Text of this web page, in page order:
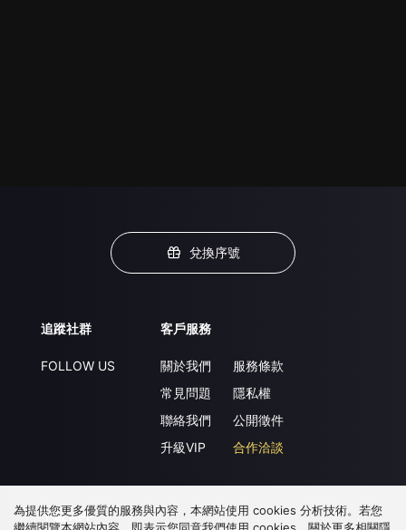
兌換序號
追蹤社群
FOLLOW US
客戶服務
關於我們
常見問題
聯絡我們
升級VIP
服務條款
隱私權
公開徵件
合作洽談
下載 APP
為提供您更多優質的服務與內容，本網站使用 cookies 分析技術。若您